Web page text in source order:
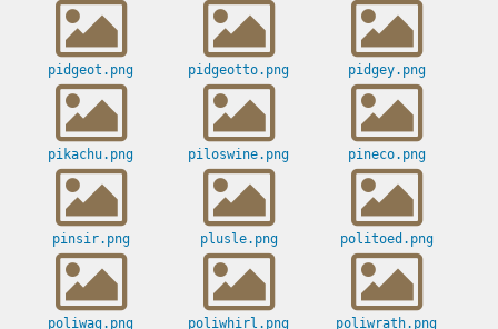
pidgeot.png pidgeotto.png pidgey.png
pikachu.png piloswine.png pineco.png
pinsir.png plusle.png politoed.png
poliwag.png poliwhirl.png poliwrath.png